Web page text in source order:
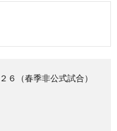
６（春季非公式試合）